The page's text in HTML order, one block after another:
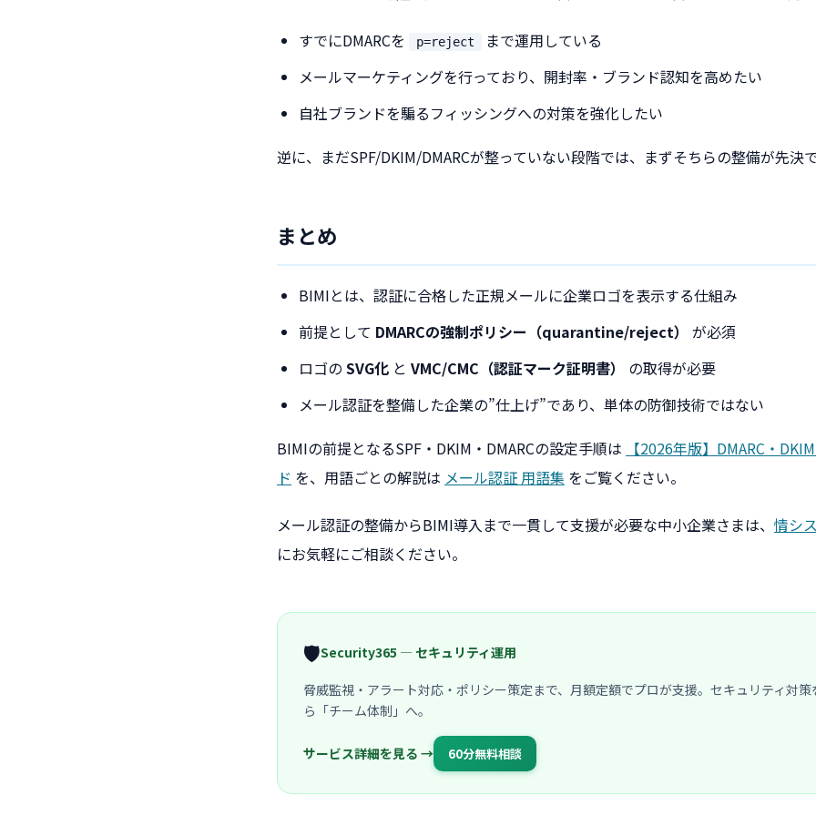
すでにDMARCを p=reject
まで運用している
メールマーケティングを行っており、開封率・ブランド認知を高めたい
自社ブランドを騙るフィッシングへの対策を強化したい
逆に、まだSPF/DKIM/DMARCが整っていない段階では、まずそちらの整備が先決
まとめ
BIMIとは、認証に合格した正規メールに企業ロゴを表示する仕組み
前提として DMARCの強制ポリシー（quarantine/reject）
が必須
ロゴの SVG化 と VMC/CMC（認証マーク証明書）
の取得が必要
メール認証を整備した企業の”仕上げ”であり、単体の防御技術ではない
BIMIの前提となるSPF・DKIM・DMARCの設定手順は
【2026年版】DMARC・
ド を、用語ごとの解説は メール認証 用語集 をご覧ください。
メール認証の整備からBIMI導入まで一貫して支援が必要な中小企業さまは、 情シ
にお気軽にご相談ください。
🛡️Security365 — セキュリティ運用
脅威監視・アラート対応・ポリシー策定まで、月額定額でプロが支援。セキュリティ対
ら「チーム体制」へ。
サービス詳細を見る → 60分無料相談